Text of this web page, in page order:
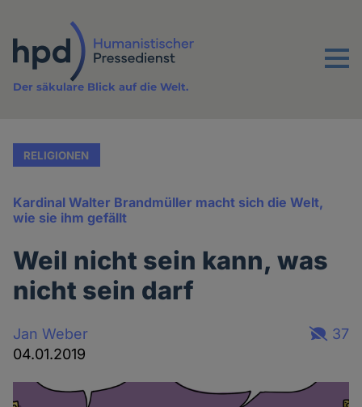
Inhalt
Menu
Der säkulare Blick auf die Welt.
RELIGIONEN
Kardinal Walter Brandmüller macht sich die Welt,
wie sie ihm gefällt
Weil nicht sein kann, was
nicht sein darf
Jan Weber
04.01.2019
37